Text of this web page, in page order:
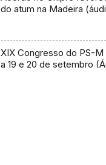
do atum na Madeira
XIX Congresso do PS-
a 19 e 20 de setembro